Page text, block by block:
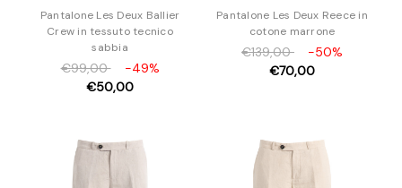
Pantalone Les Deux Ballier
Crew in tessuto tecnico
sabbia
€99,00
-49%
€50,00
Pantalone Les Deux Reece in
cotone marrone
€139,00
-50%
€70,00